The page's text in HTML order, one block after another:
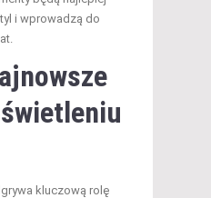
i wprowadzą do
kluczową rolę